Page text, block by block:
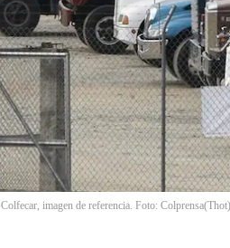
Colfecar, imagen de referencia. Foto: Colprensa(Thot)